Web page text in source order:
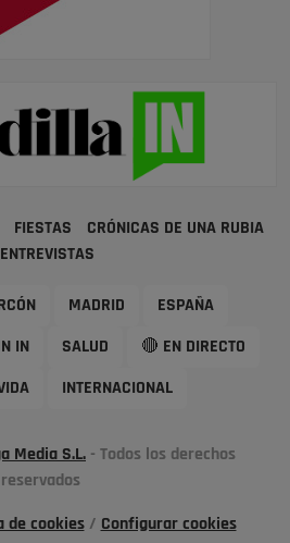
FIESTAS
CRÓNICAS DE UNA RUBIA
ENTREVISTAS
MADRID ESPAÑA
IN SALUD 🔴 EN DIRECTO
INTERNACIONAL
Media S.L. - Todos los derechos
reservados
de cookies/ Configurar cookies